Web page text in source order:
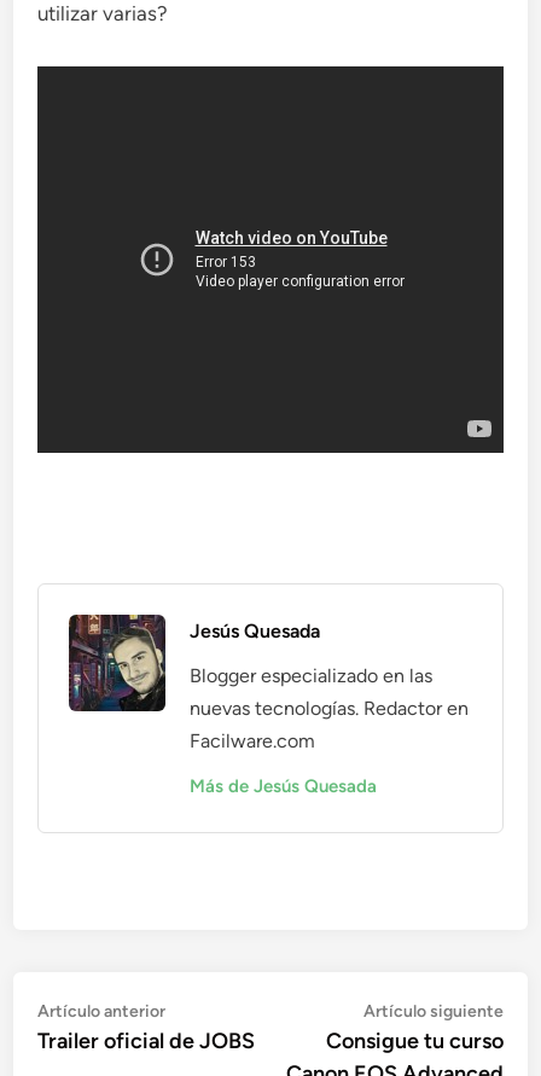
utilizar varias?
Jesús Quesada
Blogger especializado en las
nuevas tecnologías. Redactor en
Facilware.com
Más de Jesús Quesada
Navegación
de
Artículo anteriorArtículo
anterior:
Trailer oficial de JOBS
Artículo siguiente
Consigue tu curso